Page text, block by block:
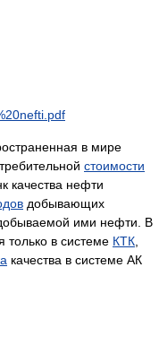
в мире
стоимости
качества нефти
добывающих
ими нефти. В
в системе КТК
качества в системе АК